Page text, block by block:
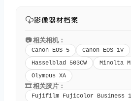
影像器材档案
📷 相关相机：
Canon EOS 5
Canon EOS-1V
Hasselblad 503CW
Minolta
Olympus XA
🎞️ 相关胶片：
Fujifilm Fujicolor Business